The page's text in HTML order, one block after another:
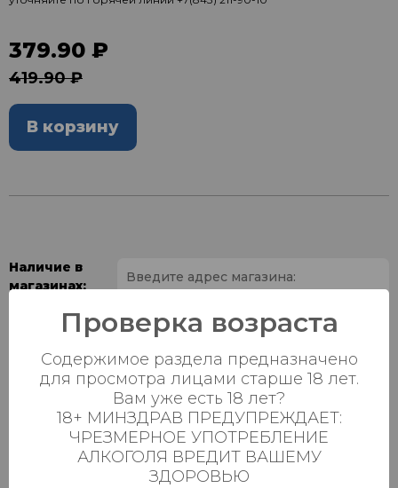
379.90 ₽
419.90 ₽
В корзину
Наличие в
магазинах:
Ваш город:
Батыршина 20Б
Пн-Вс с 08:00 до
23:00
0 шт.
Магистральная 22д
Пн-Вс с 08:00 до
23:00
0 шт.
Пн-Вс с 09:00 до
Проверка возраста
Содержимое раздела предназначено
для просмотра лицами старше 18 лет.
Вам уже есть 18 лет?
18+ МИНЗДРАВ ПРЕДУПРЕЖДАЕТ:
ЧРЕЗМЕРНОЕ УПОТРЕБЛЕНИЕ
АЛКОГОЛЯ ВРЕДИТ ВАШЕМУ
ЗДОРОВЬЮ